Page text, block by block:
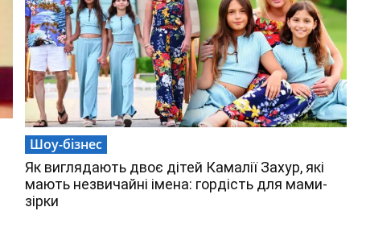
Шоу-бізнес
Як виглядають двоє дітей Камалії Захур, які
мають незвичайні імена: гордість для мами-
зірки